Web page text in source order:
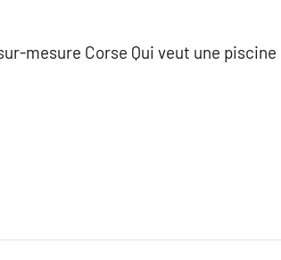
mesure Corse Qui veut une